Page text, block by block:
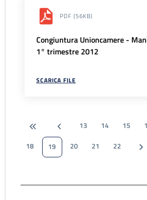
PDF (56KB)
Congiuntura Unioncamere -
1° trimestre 2012
SCARICA FILE
13 14 15
18
19 20 21 22